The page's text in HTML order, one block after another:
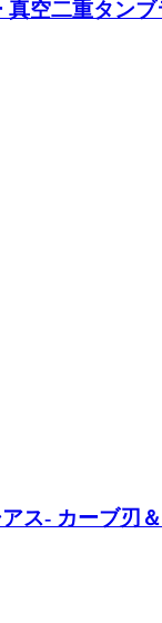
空二重タンブ
ス- カーブ刃